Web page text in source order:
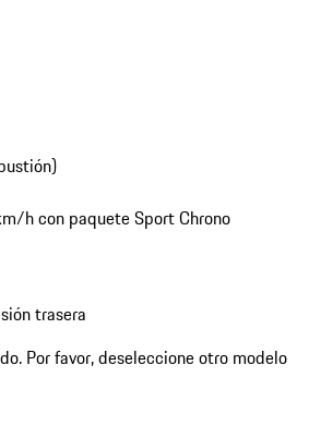
h con paquete Sport Chrono
trasera
Por favor, deseleccione otro modelo